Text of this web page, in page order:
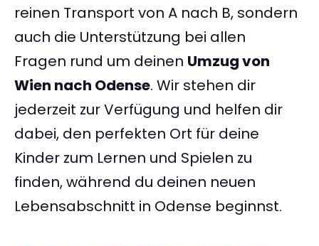
reinen Transport von A nach B, sondern
auch die Unterstützung bei allen
Fragen rund um deinen Umzug von
Wien nach Odense. Wir stehen dir
jederzeit zur Verfügung und helfen dir
dabei, den perfekten Ort für deine
Kinder zum Lernen und Spielen zu
finden, während du deinen neuen
Lebensabschnitt in Odense beginnst.